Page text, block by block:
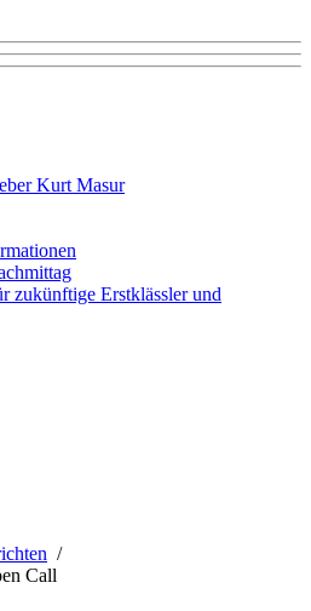
Kurt Masur
zukünftige Erstklässler und
Call